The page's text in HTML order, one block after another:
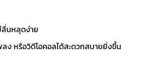
ลื่นหลุดง่าย
ง หรือวิดีโอคอลได้สะดวกสบายยิ่งขึ้น